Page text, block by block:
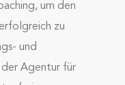
um den
zu
und
der Agentur für